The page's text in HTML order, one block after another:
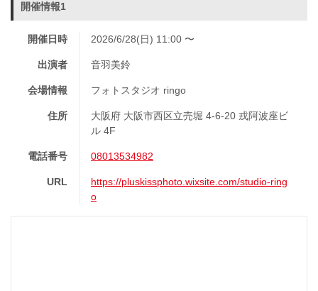
開催情報1
開催日時 2026/6/28(日) 11:00 〜
出演者 音羽美鈴
会場情報 フォトスタジオ ringo
住所
大阪府 大阪市西区立売堀 4‐6‐20 戎阿波座ビ
ル 4F
電話番号 08013534982
URL
https://pluskissphoto.wixsite.com/studio-ring
o